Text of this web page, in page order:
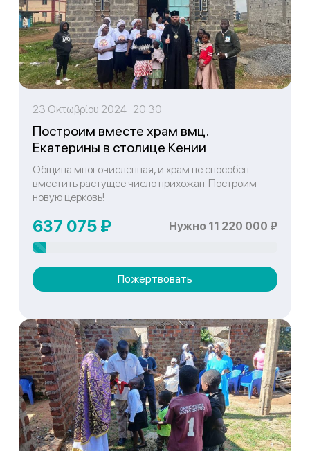
23 Οκτωβρίου 2024 20:30
Построим вместе храм вмц.
Екатерины в столице Кении
Община многочисленная, и храм не способен
вместить растущее число прихожан. Построим
новую церковь!
637 075 ₽ Нужно 11 220 000 ₽
Пожертвовать